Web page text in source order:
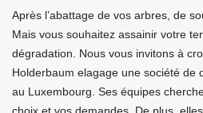
Après l’abattage de vos arbres, de
Mais vous souhaitez assainir votre
dégradation. Nous vous invitons à
Holderbaum elagage une société de
au Luxembourg. Ses équipes